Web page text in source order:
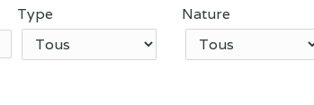
Type Nature